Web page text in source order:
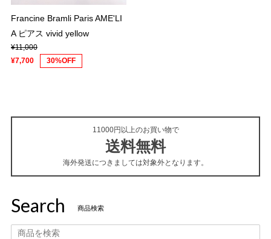
Francine Bramli Paris AME'LI
A ピアス vivid yellow
¥11,000
¥7,700
30%OFF
11000円以上のお買い物で
送料無料
海外発送につきましては対象外となります。
Search 商品検索